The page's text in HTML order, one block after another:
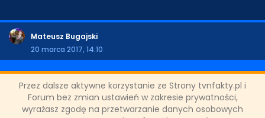
Przez dalsze aktywne korzystanie ze Strony tvnfakty.pl i
Forum bez zmian ustawień w zakresie prywatności,
wyrażasz zgodę na przetwarzanie danych osobowych
Mateusz Bugajski
20 marca 2017, 14:10
UDOSTĘPNIJ POST